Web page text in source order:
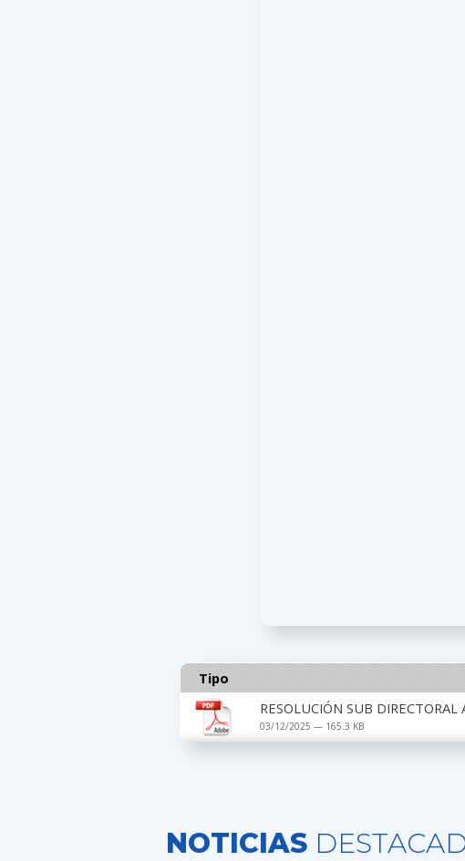
Tipo
RESOLUCIÓN SUB
03/12/2025 — 165.3 KB
NOTICIAS